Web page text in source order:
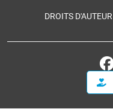
DROITS D'AUTEUR